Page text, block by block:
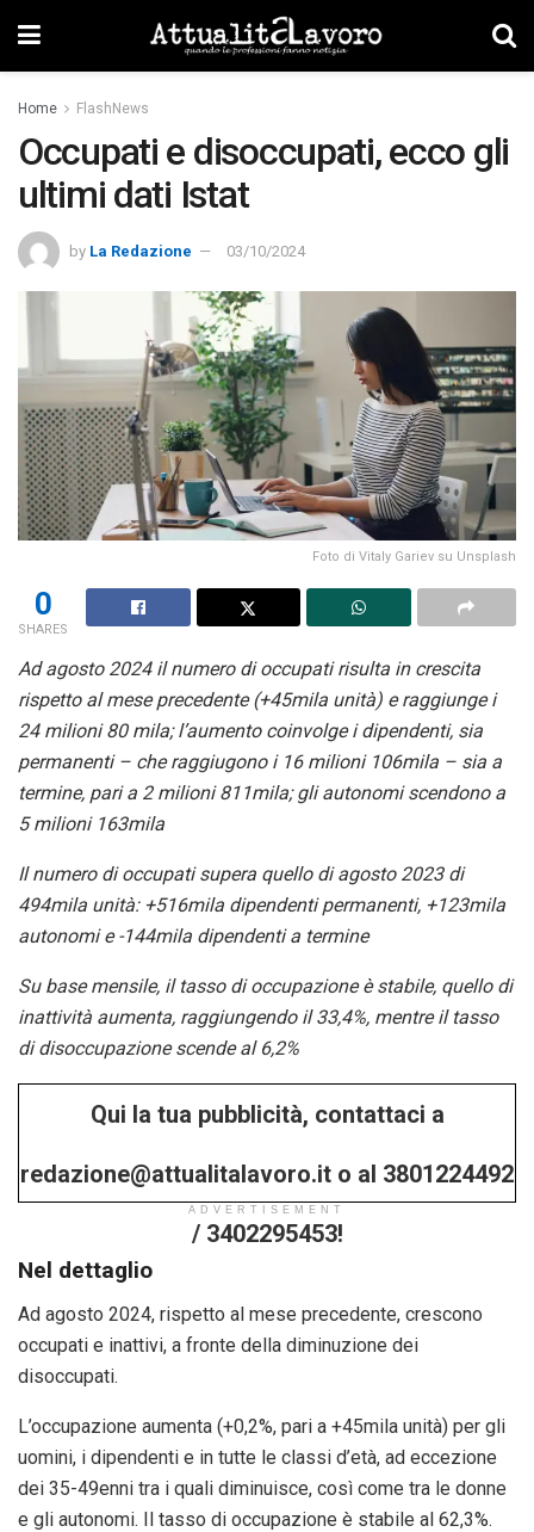
Home FlashNews
Occupati e disoccupati, ecco gli
ultimi dati Istat
by La Redazione 03/10/2024
Foto di Vitaly Gariev su Unsplash
0
SHARES
Ad agosto 2024 il numero di occupati risulta in crescita
rispetto al mese precedente (+45mila unità) e raggiunge i
24 milioni 80 mila; l’aumento coinvolge i dipendenti, sia
permanenti – che raggiugono i 16 milioni 106mila – sia a
termine, pari a 2 milioni 811mila; gli autonomi scendono a
5 milioni 163mila
Il numero di occupati supera quello di agosto 2023 di
494mila unità: +516mila dipendenti permanenti, +123mila
autonomi e -144mila dipendenti a termine
Su base mensile, il tasso di occupazione è stabile, quello di
inattività aumenta, raggiungendo il 33,4%, mentre il tasso
di disoccupazione scende al 6,2%
Qui la tua pubblicità, contattaci a
redazione@attualitalavoro.it o al 3801224492
/ 3402295453!
ADVERTISEMENT
Nel dettaglio
Ad agosto 2024, rispetto al mese precedente, crescono
occupati e inattivi, a fronte della diminuzione dei
disoccupati.
L’occupazione aumenta (+0,2%, pari a +45mila unità) per gli
uomini, i dipendenti e in tutte le classi d’età, ad eccezione
dei 35-49enni tra i quali diminuisce, così come tra le donne
e gli autonomi. Il tasso di occupazione è stabile al 62,3%.